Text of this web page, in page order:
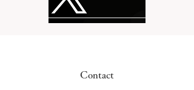
Contact